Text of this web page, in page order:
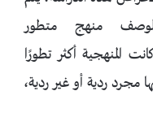
منهج متطور
المنهجية أكثر تطورًا
مجرد ردية أو غير ردية،